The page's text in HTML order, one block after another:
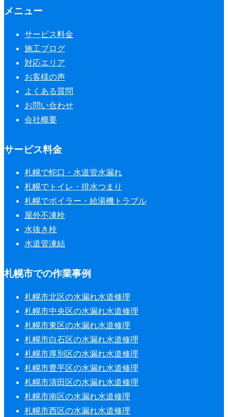
メニュー
サービス料金
施工ブログ
対応エリア
お客様の声
よくある質問
お問い合わせ
会社概要
サービス料金
札幌で蛇口・水道管水漏れ
札幌でトイレ・排水つまり
札幌でボイラー・給湯機トラブル
屋外不凍栓
水抜き栓
水道管凍結
札幌市での作業事例
札幌市北区の水漏れ水道修理
札幌市中央区の水漏れ水道修理
札幌市東区の水漏れ水道修理
札幌市白石区の水漏れ水道修理
札幌市厚別区の水漏れ水道修理
札幌市豊平区の水漏れ水道修理
札幌市清田区の水漏れ水道修理
札幌市南区の水漏れ水道修理
札幌市西区の水漏れ水道修理